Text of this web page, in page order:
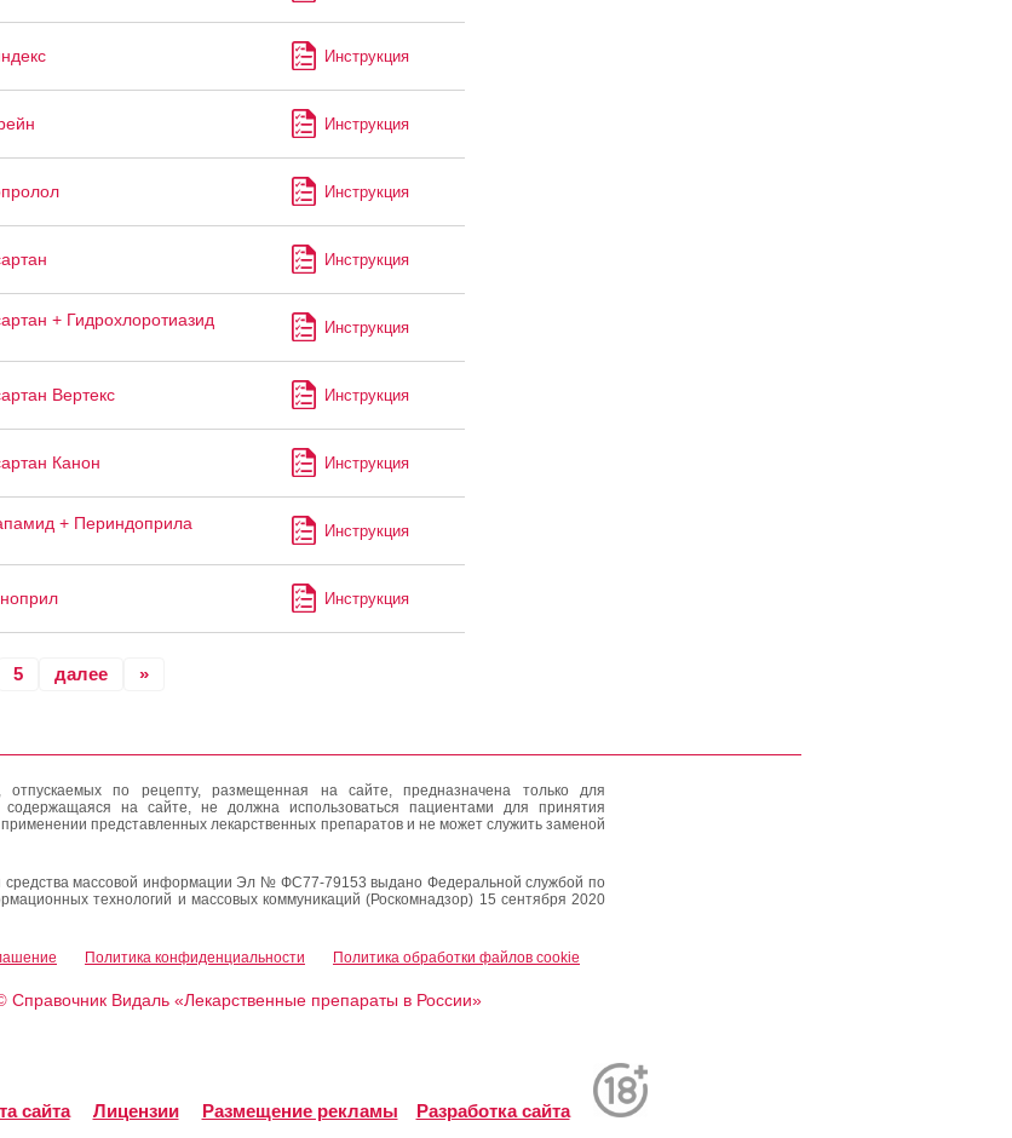
Инструкция
Инструкция
Инструкция
Инструкция
+ Гидрохлоротиазид Инструкция
Вертекс Инструкция
Канон Инструкция
+ Периндоприла Инструкция
Инструкция
5 далее »
по рецепту, размещенная на сайте, предназначена только для
на сайте, не должна использоваться пациентами для принятия
представленных лекарственных препаратов и не может служить заменой
средства массовой информации Эл № ФС77-79153 выдано Федеральной службой по
технологий и массовых коммуникаций (Роскомнадзор) 15 сентября 2020
Политика конфиденциальности Политика обработки файлов cookie
Справочник Видаль «Лекарственные препараты в России»
сайта Лицензии Размещение рекламы Разработка сайта